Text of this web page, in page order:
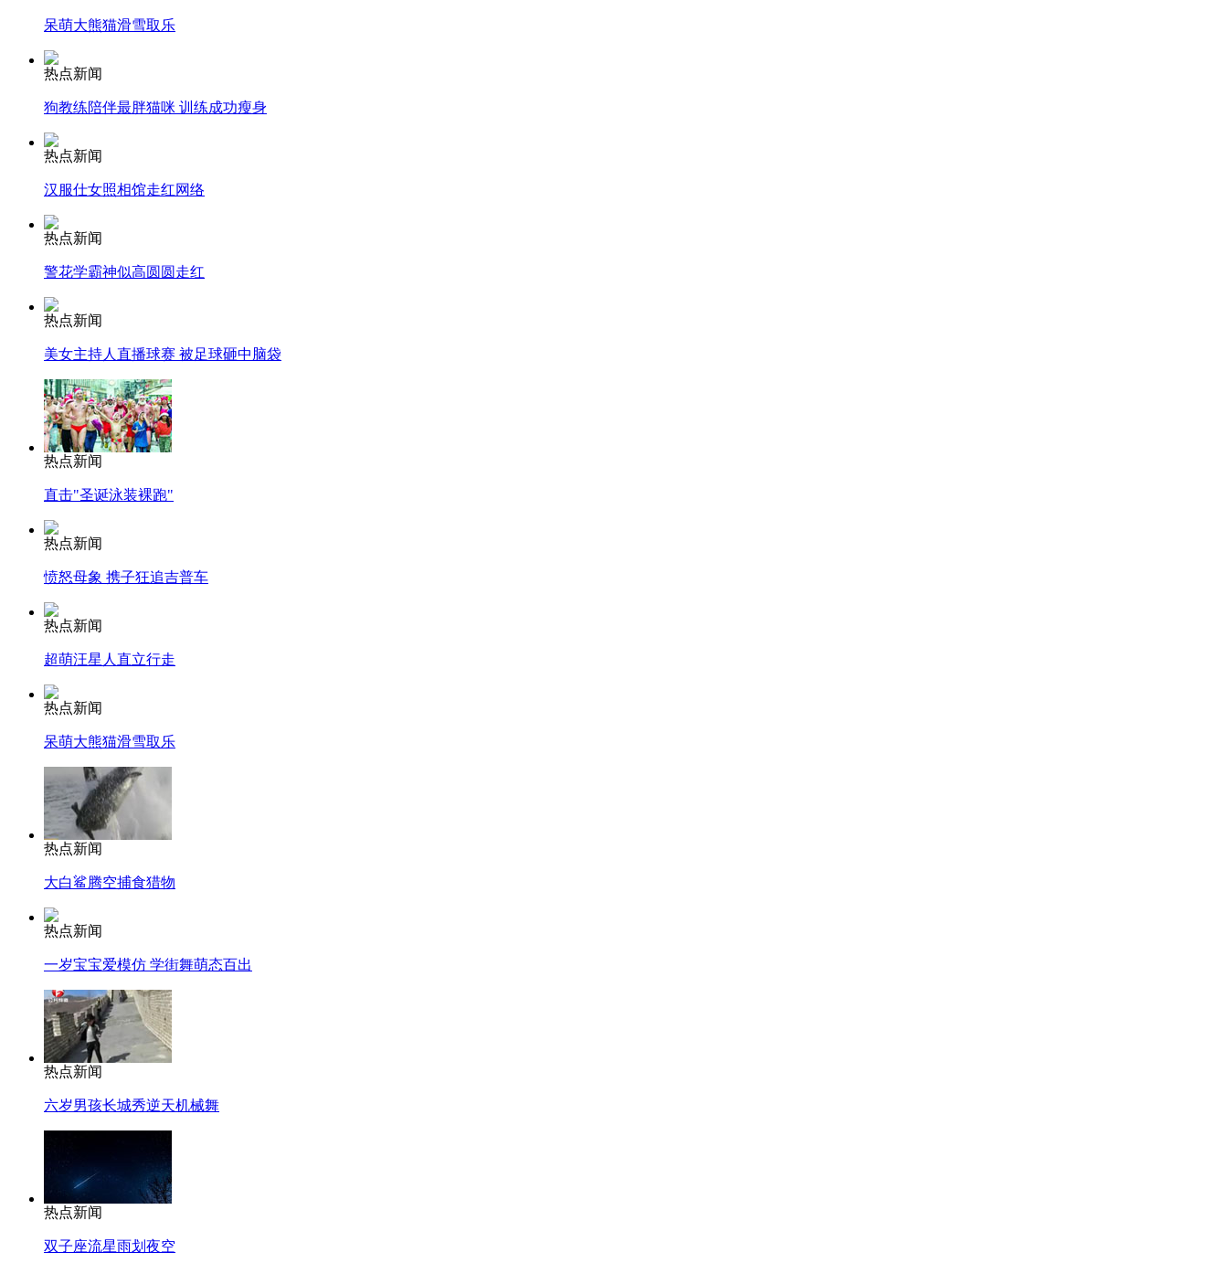
纽约上演“枕头大战”
呆萌大熊猫滑雪取乐
热点新闻
狗教练陪伴最胖猫咪 训练成功瘦身
热点新闻
汉服仕女照相馆走红网络
热点新闻
警花学霸神似高圆圆走红
热点新闻
美女主持人直播球赛 被足球砸中脑袋
热点新闻
直击"圣诞泳装裸跑"
热点新闻
愤怒母象 携子狂追吉普车
热点新闻
超萌汪星人直立行走
热点新闻
呆萌大熊猫滑雪取乐
热点新闻
大白鲨腾空捕食猎物
热点新闻
一岁宝宝爱模仿 学街舞萌态百出
热点新闻
六岁男孩长城秀逆天机械舞
热点新闻
双子座流星雨划夜空